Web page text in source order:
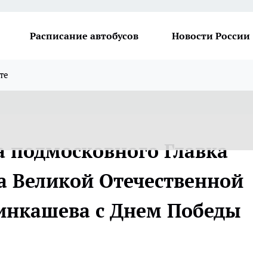
Расписание автобусов Новости России
подмосковного Главка
Отечественной
с Днем Победы